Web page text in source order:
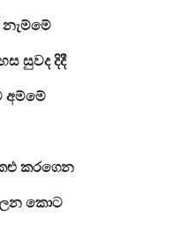
සුවද දිදී
අම්මේ
කරගෙන
කොට